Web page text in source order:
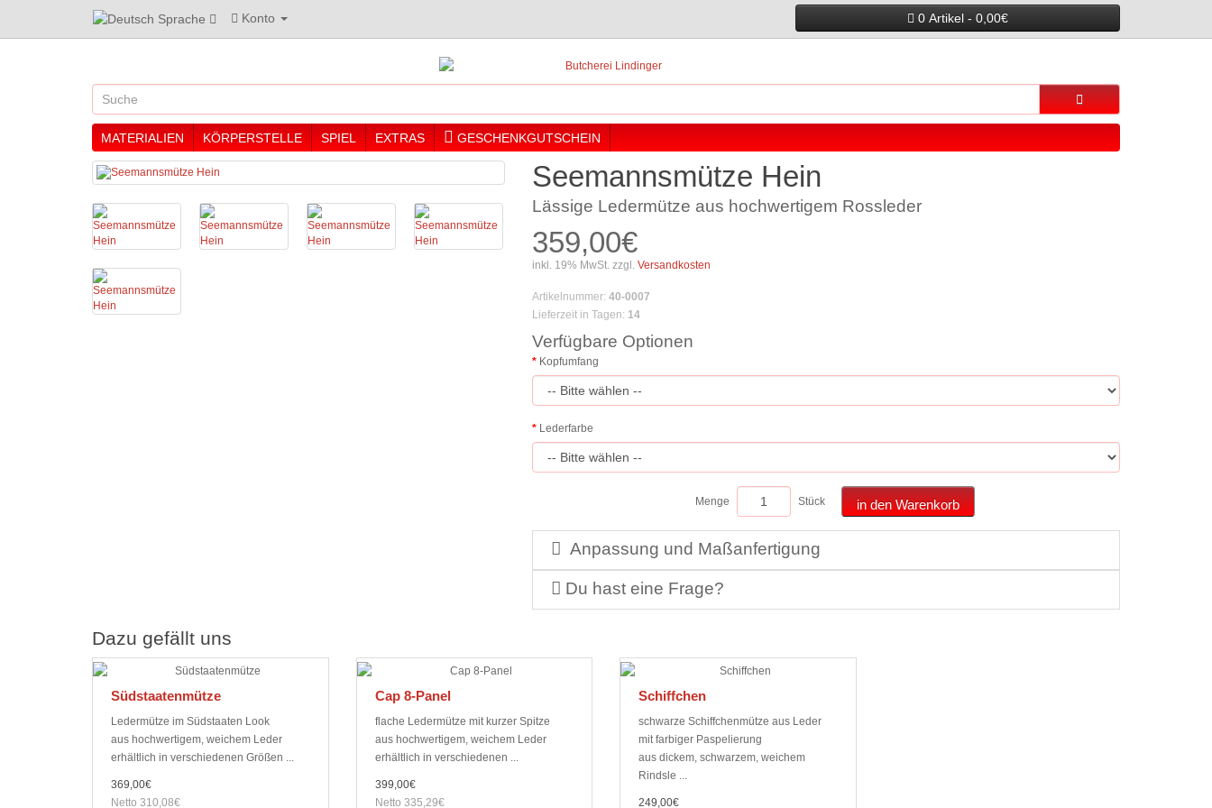
Sprache Konto 0 Artikel - 0,00€
MATERIALIEN KÖRPERSTELLE SPIEL EXTRAS GESCHENKGUTSCHEIN
Seemannsmütze Hein
Lässige Ledermütze aus hochwertigem Rossleder
359,00€
inkl. 19% MwSt. zzgl.Versandkosten
Artikelnummer: 40-0007
Lieferzeit in Tagen: 14
Verfügbare Optionen
Kopfumfang
Lederfarbe
Menge Stück in den Warenkorb
Anpassung und Maßanfertigung
Du hast eine Frage?
Dazu gefällt uns
Südstaatenmütze
Ledermütze im Südstaaten Look
aus hochwertigem, weichem Leder
erhältlich in verschiedenen Größen ...
369,00€
Netto 310,08€
Cap 8-Panel
flache Ledermütze mit kurzer Spitze
aus hochwertigem, weichem Leder
erhältlich in verschiedenen ...
399,00€
Netto 335,29€
Schiffchen
schwarze Schiffchenmütze aus Leder
mit farbiger Paspelierung
aus dickem, schwarzem, weichem
Rindsle ...
249,00€